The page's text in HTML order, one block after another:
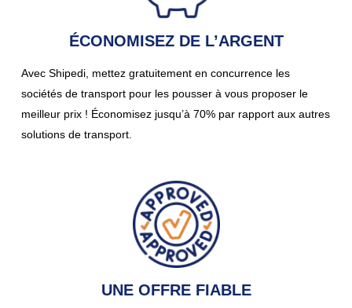
ÉCONOMISEZ DE L’ARGENT
Avec Shipedi, mettez gratuitement en concurrence les
sociétés de transport pour les pousser à vous proposer le
meilleur prix ! Économisez jusqu’à 70% par rapport aux autres
solutions de transport.
UNE OFFRE FIABLE